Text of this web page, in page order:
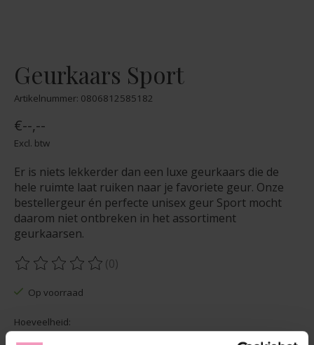
Geurkaars Sport
Artikelnummer: 0806812585182
€--,--
Excl. btw
Er is niets lekkerder dan een luxe geurkaars die de
hele ruimte laat ruiken naar je favoriete geur. Onze
bestellergeur én perfecte unisex geur Sport mocht
daarom niet ontbreken in het assortiment
geurkaarsen.
De beoordeling van dit product is
(0)
Op voorraad
Hoeveelheid: